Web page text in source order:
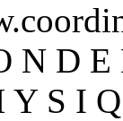
N D
Y S I